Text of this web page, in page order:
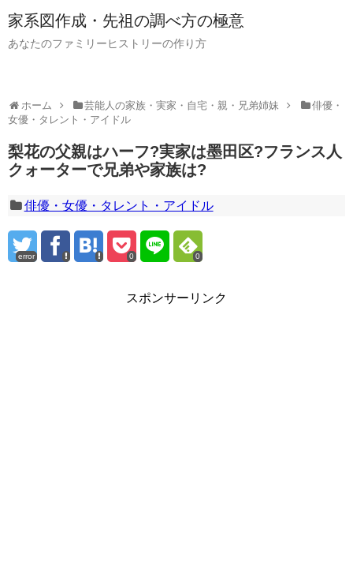
家系図作成・先祖の調べ方の極意
あなたのファミリーヒストリーの作り方
ホーム 芸能人の家族・実家・自宅・親・兄弟姉妹
俳優・
女優・タレント・アイドル
梨花の父親はハーフ?実家は墨田区?フランス人
クォーターで兄弟や家族は?
俳優・女優・タレント・アイドル
error 0 0
スポンサーリンク